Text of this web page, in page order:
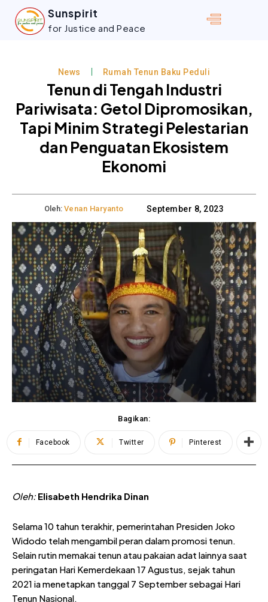
Sunspirit
for Justice and Peace
News Rumah Tenun Baku Peduli
Tenun di Tengah Industri
Pariwisata: Getol Dipromosikan,
Tapi Minim Strategi Pelestarian
dan Penguatan Ekosistem
Ekonomi
Oleh: Venan Haryanto September 8, 2023
Bagikan:
Facebook Twitter Pinterest
Oleh: Elisabeth Hendrika Dinan
Selama 10 tahun terakhir, pemerintahan Presiden Joko
Widodo telah mengambil peran dalam promosi tenun.
Selain rutin memakai tenun atau pakaian adat lainnya saat
peringatan Hari Kemerdekaan 17 Agustus, sejak tahun
2021 ia menetapkan tanggal 7 September sebagai Hari
Tenun Nasional.